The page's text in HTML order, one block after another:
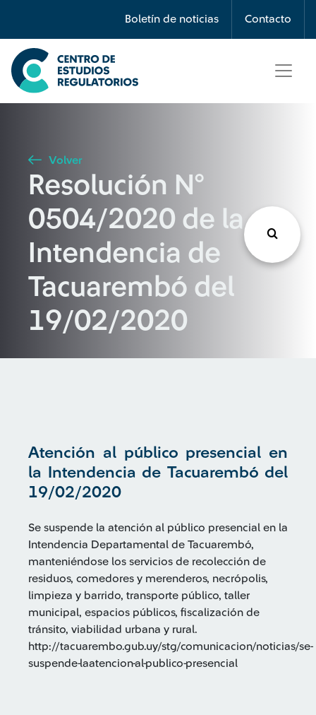
Boletín de noticias Contacto
Búsqueda
Seleccione país
Buscar
Volver
Resolución N°
0504/2020 de la
Intendencia de
Tacuarembó del
19/02/2020
Atención al público presencial en
la Intendencia de Tacuarembó del
19/02/2020
Se suspende la atención al público presencial en la
Intendencia Departamental de Tacuarembó,
manteniéndose los servicios de recolección de
residuos, comedores y merenderos, necrópolis,
limpieza y barrido, transporte público, taller
municipal, espacios públicos, fiscalización de
tránsito, viabilidad urbana y rural.
http://tacuarembo.gub.uy/stg/comunicacion/noticias/se-
suspende-laatencion-al-publico-presencial